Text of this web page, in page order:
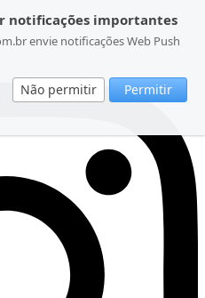
notificações importantes
envie notificações Web Push
Não permitir Permitir